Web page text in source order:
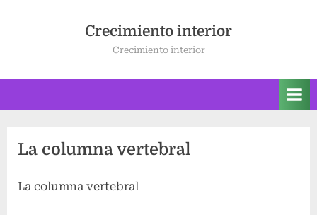
Crecimiento interior
Crecimiento interior
La columna vertebral
La columna vertebral